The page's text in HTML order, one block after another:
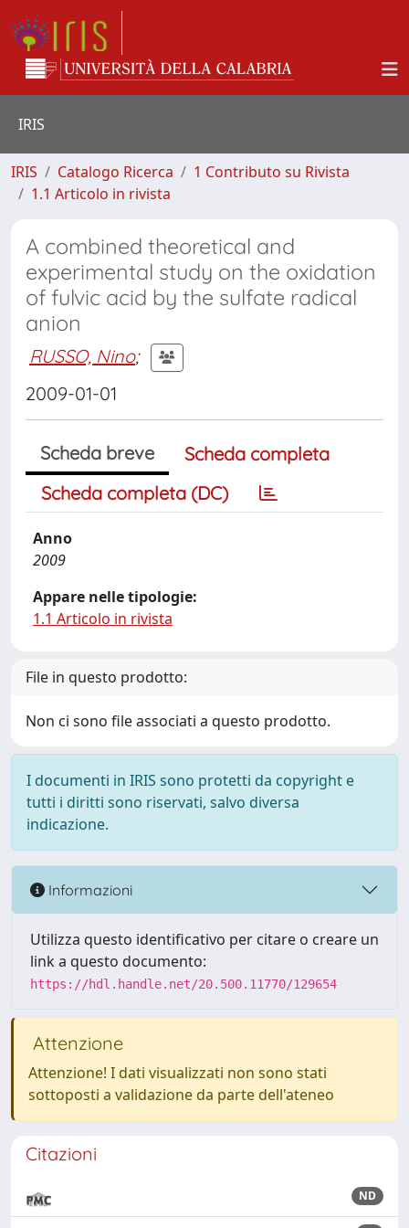
IRIS
IRIS Catalogo Ricerca
1 Contributo su Rivista
1.1 Articolo in rivista
A combined theoretical and
experimental study on the oxidation
of fulvic acid by the sulfate radical
anion
RUSSO, Nino;
2009-01-01
Scheda breve
Scheda completa
Scheda completa (DC)
Anno
2009
Appare nelle tipologie:
1.1 Articolo in rivista
File in questo prodotto:
Non ci sono file associati a questo prodotto.
I documenti in IRIS sono protetti da copyright e
tutti i diritti sono riservati, salvo diversa
indicazione.
Informazioni
Utilizza questo identificativo per citare o creare un
link a questo documento:
https://hdl.handle.net/20.500.11770/129654
Attenzione
Attenzione! I dati visualizzati non sono stati
sottoposti a validazione da parte dell'ateneo
Citazioni
ND